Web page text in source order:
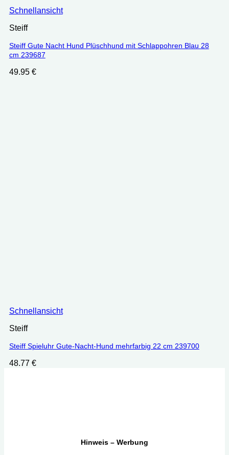
Schnellansicht
Steiff
Steiff Gute Nacht Hund Plüschhund mit Schlappohren Blau 28
cm 239687
49.95 €
Schnellansicht
Steiff
Steiff Spieluhr Gute-Nacht-Hund mehrfarbig 22 cm 239700
48.77 €
Hinweis – Werbung